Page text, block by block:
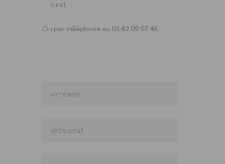
lundi
Ou par téléphone au 01 42 09 07 46